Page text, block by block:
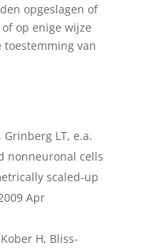
opgeslagen of
op enige wijze
van
Grinberg LT, e.a.
nonneuronal cells
scaled-up
Apr
H, Bliss-